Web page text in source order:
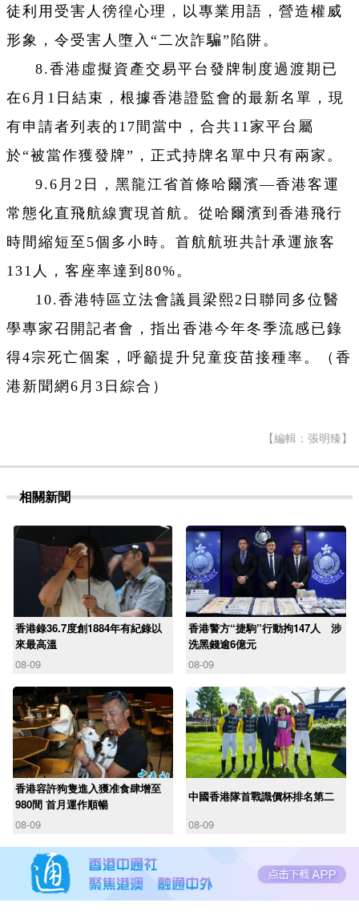
徒利用受害人徬徨心理，以專業用語，營造權威
形象，令受害人墮入“二次詐騙”陷阱。
8.香港虛擬資產交易平台發牌制度過渡期已
在6月1日結束，根據香港證監會的最新名單，現
有申請者列表的17間當中，合共11家平台屬
於“被當作獲發牌”，正式持牌名單中只有兩家。
9.6月2日，黑龍江省首條哈爾濱—香港客運
常態化直飛航線實現首航。從哈爾濱到香港飛行
時間縮短至5個多小時。首航航班共計承運旅客
131人，客座率達到80%。
10.香港特區立法會議員梁熙2日聯同多位醫
學專家召開記者會，指出香港今年冬季流感已錄
得4宗死亡個案，呼籲提升兒童疫苗接種率。（香
港新聞網6月3日綜合）
【編輯：張明臻】
相關新聞
香港錄36.7度創1884年有紀錄以
來最高溫
08-09
香港警方“捷駒”行動拘147人 涉
洗黑錢逾6億元
08-09
香港容許狗隻進入獲准食肆增至
980間 首月運作順暢
08-09
中國香港隊首戰識價杯排名第二
08-09